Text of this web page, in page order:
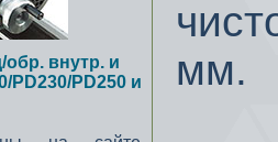
внутр. и
PD230/PD250 и
мм.